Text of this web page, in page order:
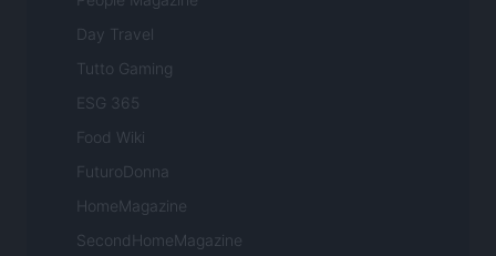
Day Travel
Tutto Gaming
ESG 365
Food Wiki
FuturoDonna
HomeMagazine
SecondHomeMagazine